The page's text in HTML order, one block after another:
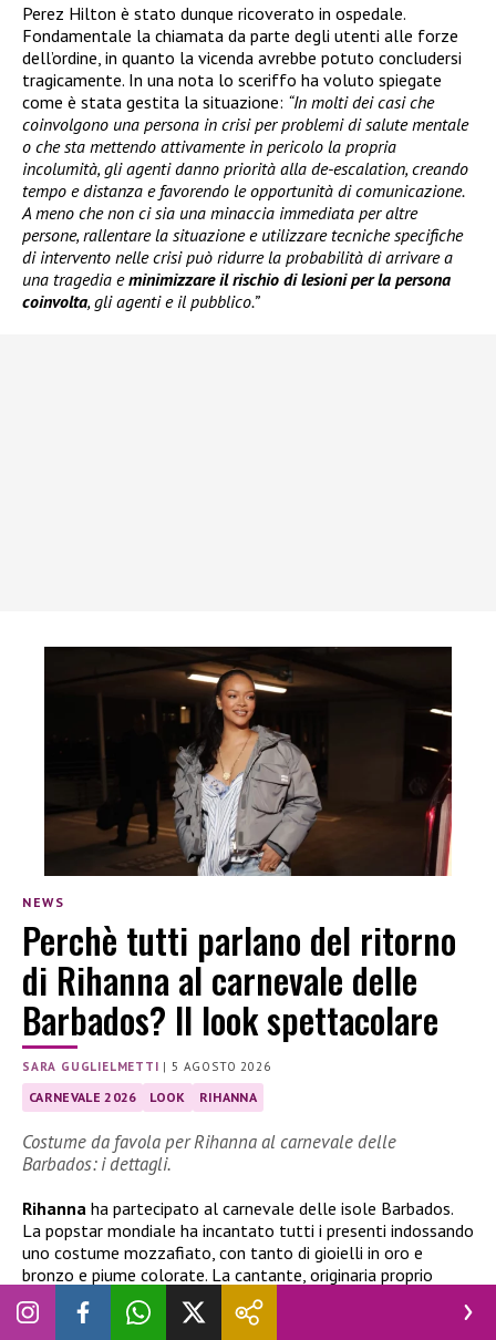
Perez Hilton è stato dunque ricoverato in ospedale.
Fondamentale la chiamata da parte degli utenti alle forze
dell’ordine, in quanto la vicenda avrebbe potuto concludersi
tragicamente. In una nota lo sceriffo ha voluto spiegate
come è stata gestita la situazione: “In molti dei casi che
coinvolgono una persona in crisi per problemi di salute mentale
o che sta mettendo attivamente in pericolo la propria
incolumità, gli agenti danno priorità alla de-escalation, creando
tempo e distanza e favorendo le opportunità di comunicazione.
A meno che non ci sia una minaccia immediata per altre
persone, rallentare la situazione e utilizzare tecniche specifiche
di intervento nelle crisi può ridurre la probabilità di arrivare a
una tragedia eminimizzare il rischio di lesioni per la persona
coinvolta, gli agenti e il pubblico.”
NEWS
Perchè tutti parlano del ritorno
di Rihanna al carnevale delle
Barbados? Il look spettacolare
SARA GUGLIELMETTI |5 AGOSTO 2026
CARNEVALE 2026 LOOK RIHANNA
Costume da favola per Rihanna al carnevale delle
Barbados: i dettagli.
Rihanna ha partecipato al carnevale delle isole Barbados.
La popstar mondiale ha incantato tutti i presenti indossando
uno costume mozzafiato, con tanto di gioielli in oro e
bronzo e piume colorate. La cantante, originaria proprio
dell’isola caraibica, è quindi tornata nella sua patria natale
per festeggiare assieme alla sua gente. Ma ecco tutti i